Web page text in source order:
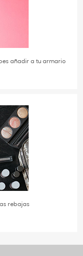
añadir a tu armario
rebajas